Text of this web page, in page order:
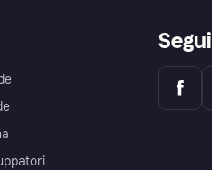
Segui